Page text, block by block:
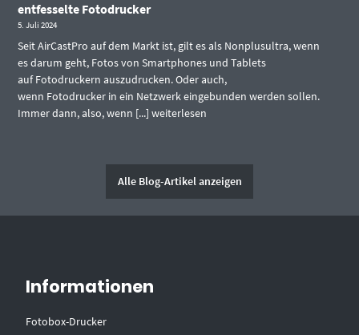
entfesselte Fotodrucker
5. Juli 2024
Seit AirCastPro auf dem Markt ist, gilt es als Nonplusultra, wenn
es darum geht, Fotos von Smartphones und Tablets
auf Fotodruckern auszudrucken. Oder auch,
wenn Fotodrucker in ein Netzwerk eingebunden werden sollen.
Immer dann, also, wenn [...]weiterlesen
Alle Blog-Artikel anzeigen
Informationen
Fotobox-Drucker